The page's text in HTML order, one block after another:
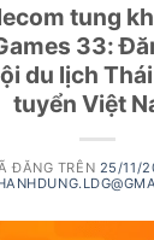
tung
33:
du lịch
tuyển Việt
ĐĂNG TRÊN 25/11/